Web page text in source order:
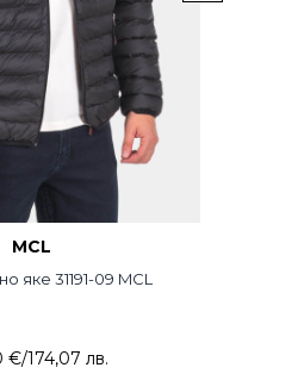
MCL
яке 31191-09 MCL
€/174,07 лв.